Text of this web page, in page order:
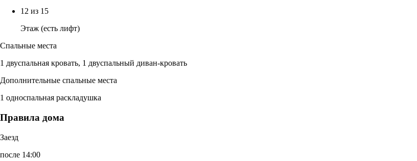
12 из 15
Этаж (есть лифт)
Спальные места
1 двуспальная кровать, 1 двуспальный диван-кровать
Дополнительные спальные места
1 односпальная раскладушка
Правила дома
Заезд
после 14:00